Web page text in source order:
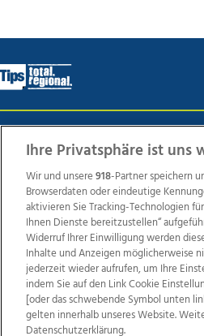
Wir über uns Mediadaten
TV1 di-mog-i.at OÖNow
Copyrights © 2026 Tips Zeitungs GmbH &
Ihre Privatsphäre ist uns
Wir und unsere918-Partner speichern
Browserdaten oder eindeutige
aktivieren Sie Tracking-Technologien
Ihnen Dienste bereitzustellen“
Widerruf Ihrer Einwilligung werden
Inhalte und Anzeigen möglicherweise
jederzeit wieder aufrufen, um Ihre
indem Sie auf den Link Cookie
[oder das schwebende Symbol unten
gelten innerhalb unseres Website.
Datenschutzerklärung.